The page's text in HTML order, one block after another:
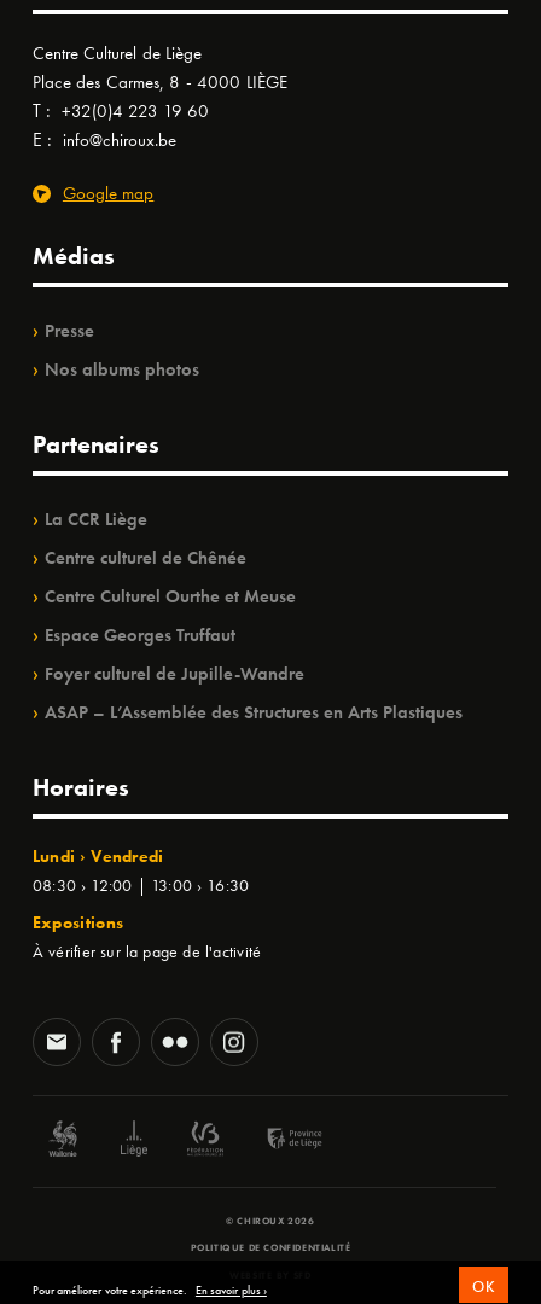
Centre Culturel de Liège
Place des Carmes, 8 - 4000 LIÈGE
T : +32(0)4 223 19 60
E : info@chiroux.be
Google map
Médias
Presse
Nos albums photos
Partenaires
La CCR Liège
Centre culturel de Chênée
Centre Culturel Ourthe et Meuse
Espace Georges Truffaut
Foyer culturel de Jupille-Wandre
ASAP – L’Assemblée des Structures en Arts Plastiques
Horaires
Lundi › Vendredi
08:30 › 12:00 | 13:00 › 16:30
Expositions
À vérifier sur la page de l'activité
© CHIROUX 2026
POLITIQUE DE CONFIDENTIALITÉ
Pour améliorer votre expérience. En savoir plus › OK